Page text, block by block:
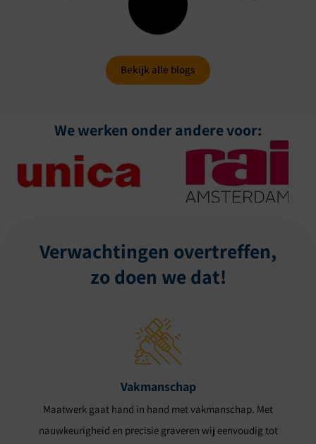
Bekijk alle blogs
We werken onder andere voor:
Verwachtingen overtreffen,
zo doen we dat!
Vakmanschap
Maatwerk gaat hand in hand met vakmanschap. Met
nauwkeurigheid en precisie graveren wij eenvoudig tot